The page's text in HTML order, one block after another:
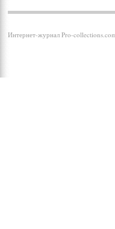
Интернет-журнал Pro-